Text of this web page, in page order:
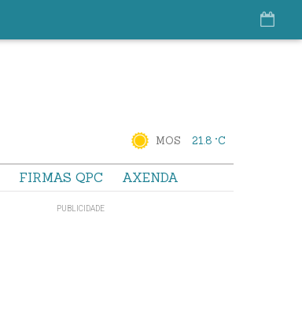
MOS 21.8 °C
FIRMAS QPC AXENDA